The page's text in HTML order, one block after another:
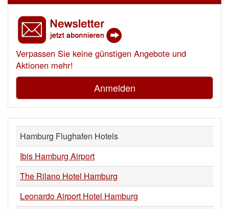
Verpassen Sie keine günstigen Angebote und
Aktionen mehr!
Anmelden
Hamburg Flughafen Hotels
Ibis Hamburg Airport
The Rilano Hotel Hamburg
Leonardo Airport Hotel Hamburg